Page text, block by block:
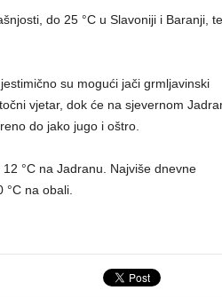
do 25 °C u Slavoniji i Baranji, te
su mogući jači grmljavinski
vjetar, dok će na sjevernom
do jako jugo i oštro.
°C na Jadranu. Najviše dnevne
na obali.